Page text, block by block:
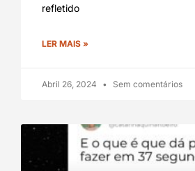
refletido
LER MAIS »
Abril 26, 2024 Sem comentários